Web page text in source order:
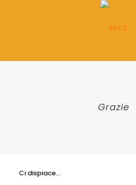
Grazie
Ci dispiace...